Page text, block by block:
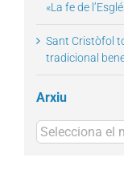
«La fe de
Sant Cristòfol
tradicional
Arxiu
Arxius